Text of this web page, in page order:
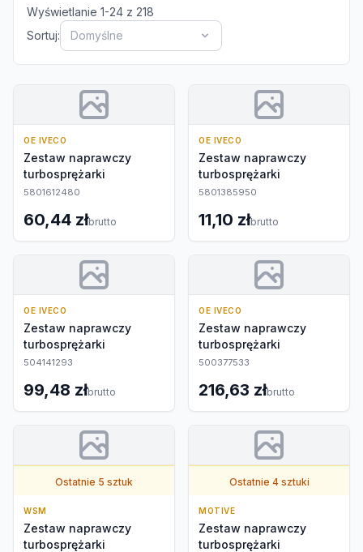
Wyświetlanie 1-24 z 218
Sortuj:
Domyślne
OE IVECO
Zestaw naprawczy
turbosprężarki
5801612480
60,44 złbrutto
OE IVECO
Zestaw naprawczy
turbosprężarki
5801385950
11,10 złbrutto
OE IVECO
Zestaw naprawczy
turbosprężarki
504141293
99,48 złbrutto
OE IVECO
Zestaw naprawczy
turbosprężarki
500377533
216,63 złbrutto
Ostatnie 5 sztuk
WSM
Zestaw naprawczy
turbosprężarki
Ostatnie 4 sztuki
MOTIVE
Zestaw naprawczy
turbosprężarki